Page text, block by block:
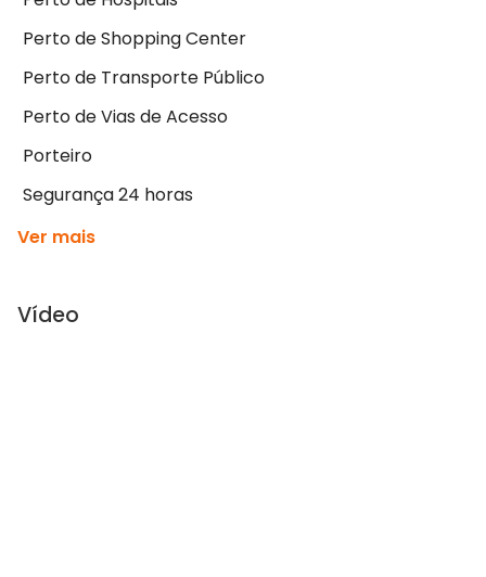
Perto de Shopping Center
Perto de Transporte Público
Perto de Vias de Acesso
Porteiro
Segurança 24 horas
Ver mais
Vídeo